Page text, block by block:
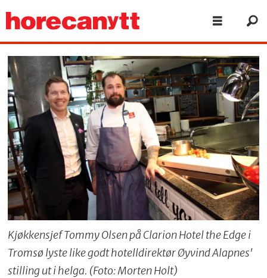
Kjøkkensjef Tommy Olsen på Clarion Hotel the Edge i
Tromsø lyste like godt hotelldirektør Øyvind Alapnes'
stilling ut i helga. (Foto: Morten Holt)